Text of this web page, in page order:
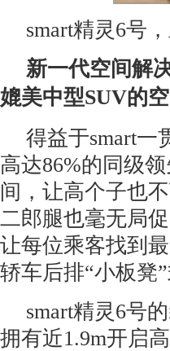
smart精灵6号
新一代空间解
媲美中型SUV的
得益于smart一
高达86%的同级
间，让高个子也
二郎腿也毫无局
让每位乘客找到
轿车后排“小板凳
smart精灵6号
拥有近1.9m开启